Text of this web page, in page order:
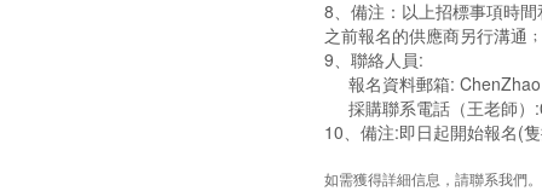
8、備注：以上招標事項時
之前報名的供應商另行溝通
9、聯絡人員:
報名資料郵箱:
採購聯系電話（王老師）
10、備注:即日起開始報名(
如需獲得詳細信息，請聯系我們。